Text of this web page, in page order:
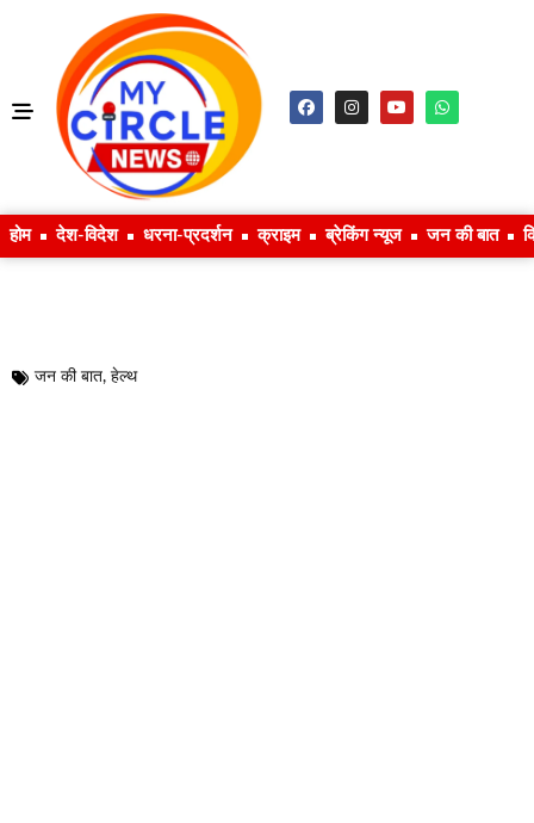
होम देश-विदेश धरना-प्रदर्शन क्राइम ब्रेकिंग न्यूज जन की बात
जन की बात, हेल्थ